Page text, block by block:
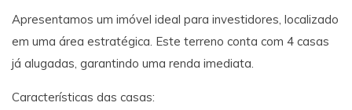
Apresentamos um imóvel ideal para investidores, localizado
em uma área estratégica. Este terreno conta com 4 casas
já alugadas, garantindo uma renda imediata.
Características das casas: